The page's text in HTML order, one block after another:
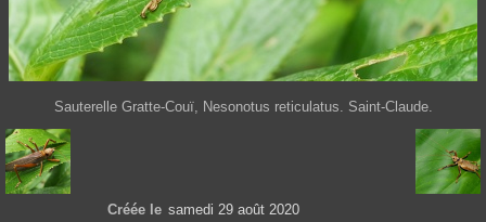
Sauterelle Gratte-Couï, Nesonotus reticulatus. Saint-Claude.
Créée le samedi 29 août 2020